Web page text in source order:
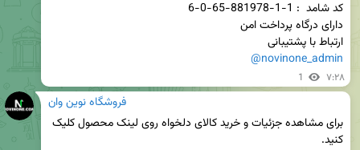
ارتباط با پشتیبانی
@novinone_admin
1 ۷:۲۸
فروشگاه نوین وان
کنید.